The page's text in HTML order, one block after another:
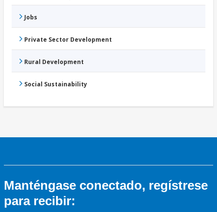
Jobs
Private Sector Development
Rural Development
Social Sustainability
Manténgase conectado, regístrese
para recibir: